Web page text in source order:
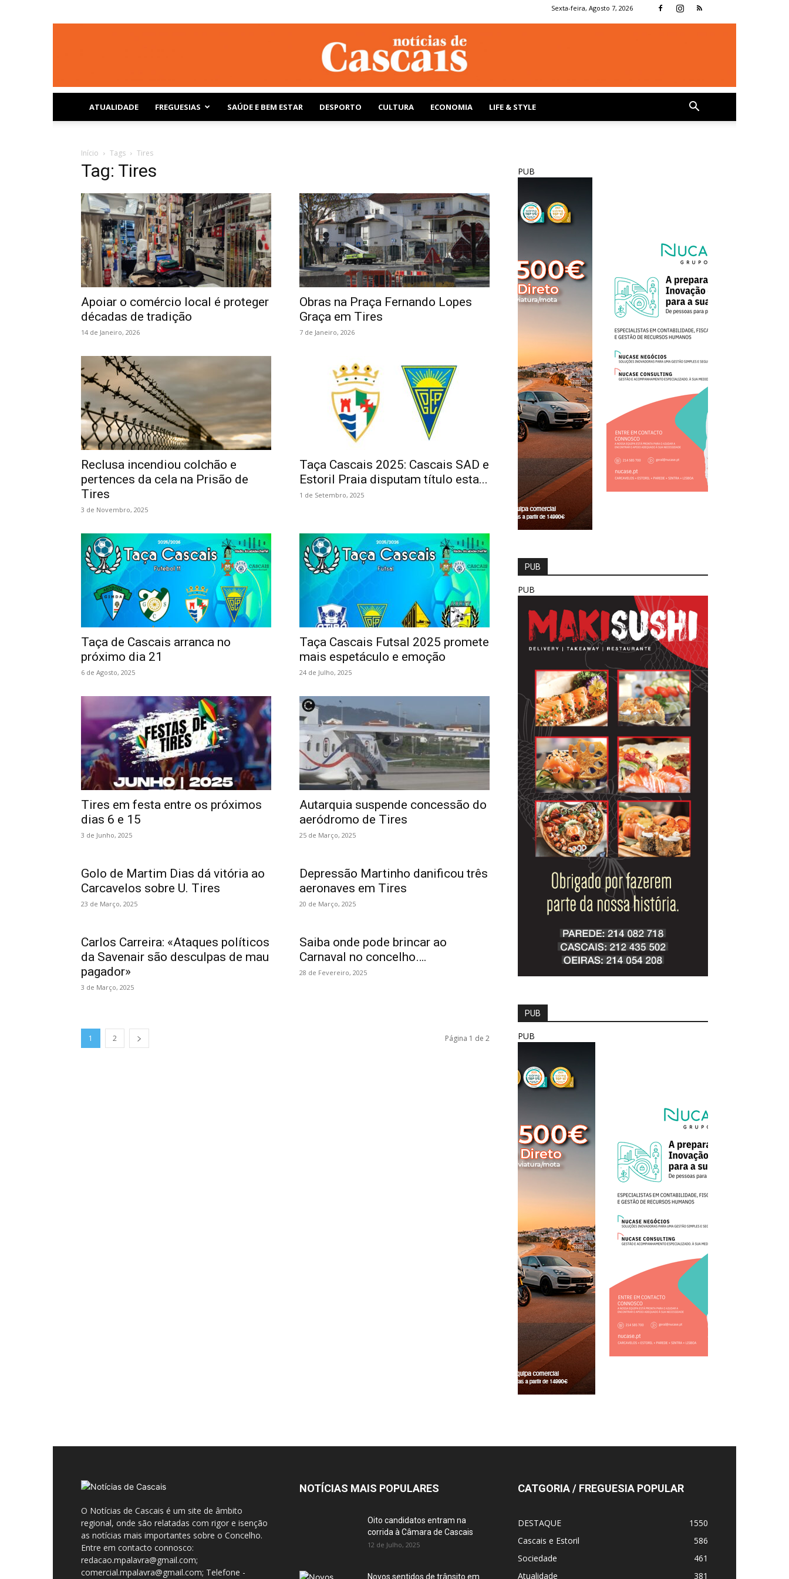
Sexta-feira, Agosto 7, 2026
Notícias
de
Cascais
ATUALIDADE FREGUESIAS SAÚDE E BEM ESTAR DESPORTO CULTURA ECONOMIA LIFE & STYLE
Início Tags Tires
Tag: Tires
Apoiar o comércio local é proteger
décadas de tradição
14 de Janeiro, 2026
Obras na Praça Fernando Lopes
Graça em Tires
7 de Janeiro, 2026
Reclusa incendiou colchão e
pertences da cela na Prisão de
Tires
3 de Novembro, 2025
Taça Cascais 2025: Cascais SAD e
Estoril Praia disputam título esta...
1 de Setembro, 2025
Taça de Cascais arranca no
próximo dia 21
6 de Agosto, 2025
Taça Cascais Futsal 2025 promete
mais espetáculo e emoção
24 de Julho, 2025
Tires em festa entre os próximos
dias 6 e 15
3 de Junho, 2025
Autarquia suspende concessão do
aeródromo de Tires
25 de Março, 2025
Golo de Martim Dias dá vitória ao
Carcavelos sobre U. Tires
23 de Março, 2025
Depressão Martinho danificou três
aeronaves em Tires
20 de Março, 2025
Carlos Carreira: «Ataques políticos
da Savenair são desculpas de mau
pagador»
3 de Março, 2025
Saiba onde pode brincar ao
Carnaval no concelho….
28 de Fevereiro, 2025
1 2 Página 1 de 2
PUB
PUB
PUB
PUB
PUB
O Notícias de Cascais é um site de âmbito
regional, onde são relatadas com rigor e isenção
as notícias mais importantes sobre o Concelho.
Entre em contacto connosco:
redacao.mpalavra@gmail.com;
comercial.mpalavra@gmail.com; Telefone -
NOTÍCIAS MAIS POPULARES
Oito candidatos entram na
corrida à Câmara de Cascais
12 de Julho, 2025
Novos sentidos de trânsito em
CATGORIA / FREGUESIA POPULAR
DESTAQUE
1550
Cascais e Estoril
586
Sociedade
461
Atualidade
381